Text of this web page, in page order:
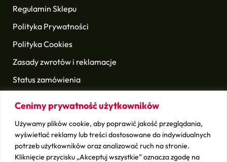
Cenimy prywatność użytkowników
Używamy plików cookie, aby poprawić jakość przeglądania,
wyświetlać reklamy lub treści dostosowane do indywidualnych
potrzeb użytkowników oraz analizować ruch na stronie.
Kliknięcie przycisku „Akceptuj wszystkie” oznacza zgodę na
Regulamin Sklepu
Polityka Prywatności
Polityka Cookies
Zasady zwrotów i reklamacje
Status zamówienia
Nasze Marki
TaylorMade
Callaway